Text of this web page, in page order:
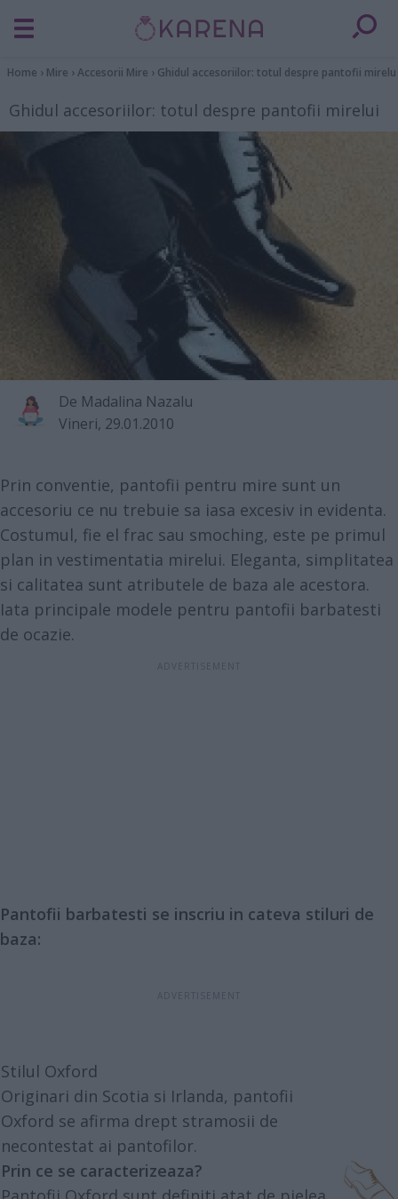
Home › Mire ›Accesorii Mire › Ghidul accesoriilor: totul despre pantofii mirelui
Ghidul accesoriilor: totul despre pantofii mirelui
De Madalina Nazalu
Vineri, 29.01.2010
Prin conventie, pantofii pentru mire sunt un
accesoriu ce nu trebuie sa iasa excesiv in evidenta.
Costumul, fie el frac sau smoching, este pe primul
plan in vestimentatia mirelui. Eleganta, simplitatea
si calitatea sunt atributele de baza ale acestora.
Iata principale modele pentru pantofii barbatesti
de ocazie.
Pantofii barbatesti se inscriu in cateva stiluri de
baza:
Stilul Oxford
Originari din Scotia si Irlanda, pantofii
Oxford se afirma drept stramosii de
necontestat ai pantofilor.
Prin ce se caracterizeaza?